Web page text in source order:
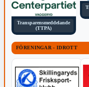
Transparensmeddelande
(TTPA)
FÖRENINGAR - IDROTT